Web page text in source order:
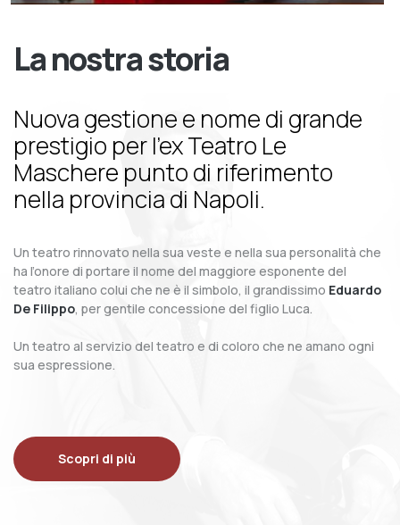
La nostra storia
Nuova gestione e nome di grande
prestigio per l’ex Teatro Le
Maschere punto di riferimento
nella provincia di Napoli.
Un teatro rinnovato nella sua veste e nella sua personalità che
ha l’onore di portare il nome del maggiore esponente del
teatro italiano colui che ne è il simbolo, il grandissimo Eduardo
De Filippo, per gentile concessione del figlio Luca.
Un teatro al servizio del teatro e di coloro che ne amano ogni
sua espressione.
Scopri di più